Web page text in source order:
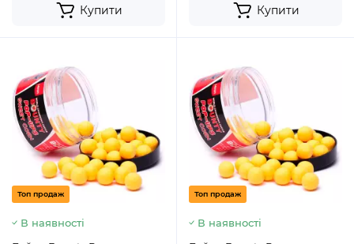
Купити Купити
Топ продаж
В наявності
Топ продаж
В наявності